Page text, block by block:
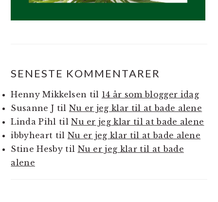
SENESTE KOMMENTARER
Henny Mikkelsen til 14 år som blogger idag
Susanne J til Nu er jeg klar til at bade alene
Linda Pihl tilNu er jeg klar til at bade alene
ibbyheart til Nu er jeg klar til at bade alene
Stine Hesbytil Nu er jeg klar til at bade
alene